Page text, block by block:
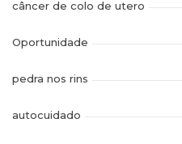
câncer de colo de utero
Oportunidade
pedra nos rins
autocuidado